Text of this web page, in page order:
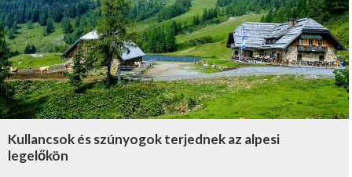
Kullancsok és szúnyogok terjednek az alpesi
legelőkön